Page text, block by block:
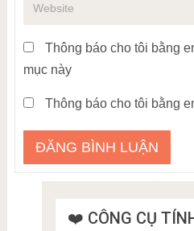
Thông báo cho tôi bằng
mục này
Thông báo cho tôi bằng
❤️ CÔNG CỤ